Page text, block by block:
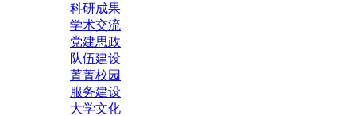
科研成果
学术交流
党建思政
队伍建设
菁菁校园
服务建设
大学文化